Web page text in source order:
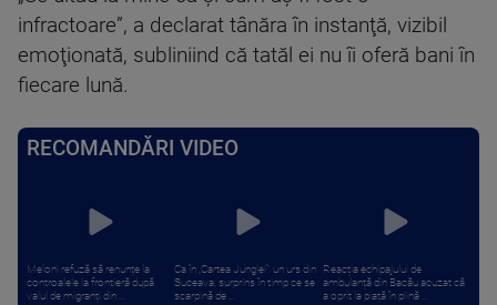
infractoare”, a declarat tânăra în instanţă, vizibil
emoţionată, subliniind că tatăl ei nu îi oferă bani în
fiecare lună.
RECOMANDĂRI VIDEO
Meloni refuză să renunțe la
controalele la frontieră după
valul de migranți din ...
Ca în „Cartea Junglei”: un urs din
Suceava, surprins în timp ce se
scarpină de ...
Reacția echipajului de
ambulanță din Bacău acuzat că
a oprit la piață în plină ...